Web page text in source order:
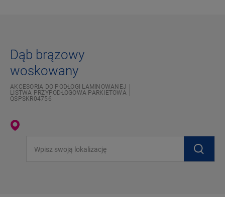
Dąb brązowy
woskowany
AKCESORIA DO PODŁOGI LAMINOWANEJ
LISTWA PRZYPODŁOGOWA PARKIETOWA
QSPSKR04756